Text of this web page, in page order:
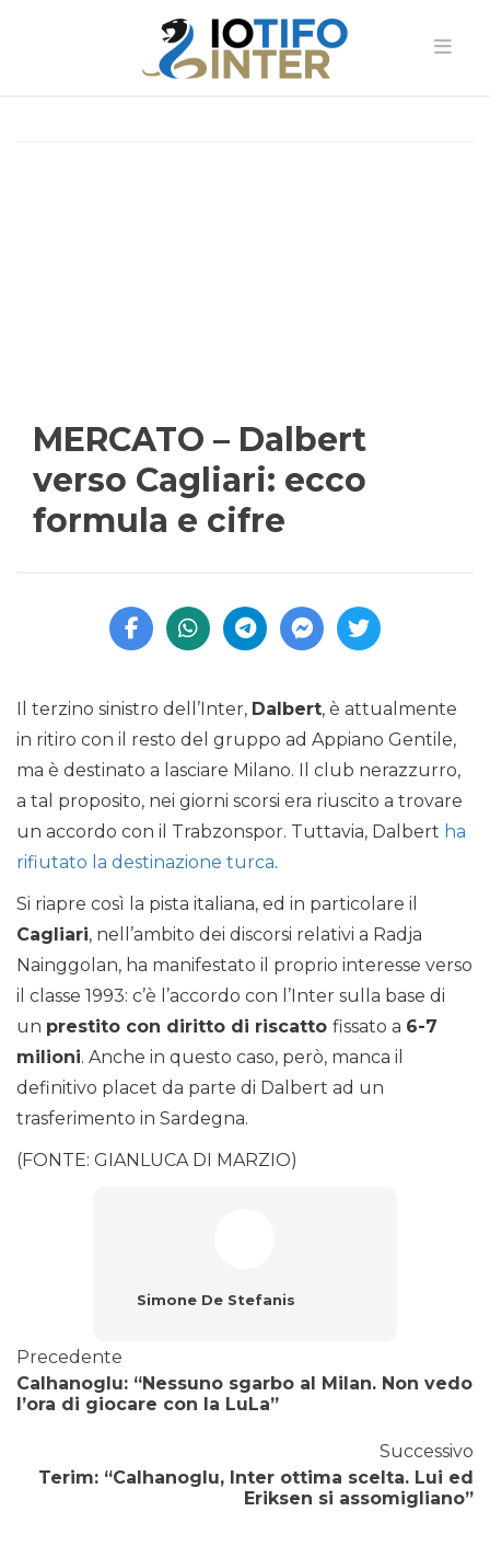
MERCATO – Dalbert
verso Cagliari: ecco
formula e cifre
Il terzino sinistro dell’Inter, Dalbert, è attualmente
in ritiro con il resto del gruppo ad Appiano Gentile,
ma è destinato a lasciare Milano. Il club nerazzurro,
a tal proposito, nei giorni scorsi era riuscito a trovare
un accordo con il Trabzonspor. Tuttavia, Dalbert ha
rifiutato la destinazione turca.
Si riapre così la pista italiana, ed in particolare il
Cagliari, nell’ambito dei discorsi relativi a Radja
Nainggolan, ha manifestato il proprio interesse verso
il classe 1993: c’è l’accordo con l’Inter sulla base di
un prestito con diritto di riscatto fissato a 6-7
milioni. Anche in questo caso, però, manca il
definitivo placet da parte di Dalbert ad un
trasferimento in Sardegna.
(FONTE: GIANLUCA DI MARZIO)
Simone De Stefanis
Precedente
Calhanoglu: “Nessuno sgarbo al Milan. Non vedo
l’ora di giocare con la LuLa”
Successivo
Terim: “Calhanoglu, Inter ottima scelta. Lui ed
Eriksen si assomigliano”